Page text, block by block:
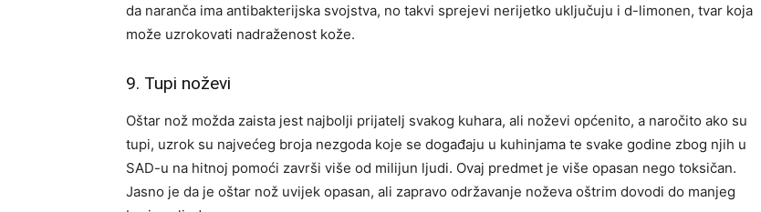
da naranča ima antibakterijska svojstva, no takvi sprejevi nerijetko uključuju i d-limonen, tvar koja
može uzrokovati nadraženost kože.
9. Tupi noževi
Oštar nož možda zaista jest najbolji prijatelj svakog kuhara, ali noževi općenito, a naročito ako su
tupi, uzrok su najvećeg broja nezgoda koje se događaju u kuhinjama te svake godine zbog njih u
SAD-u na hitnoj pomoći završi više od milijun ljudi. Ovaj predmet je više opasan nego toksičan.
Jasno je da je oštar nož uvijek opasan, ali zapravo održavanje noževa oštrim dovodi do manjeg